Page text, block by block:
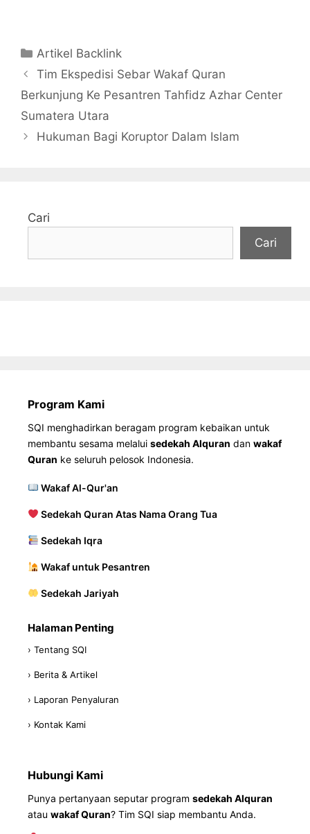
Kategori
Artikel Backlink
Tim Ekspedisi Sebar Wakaf Quran
Berkunjung Ke Pesantren Tahfidz Azhar Center
Sumatera Utara
Hukuman Bagi Koruptor Dalam Islam
Cari
Cari
Program Kami
SQI menghadirkan beragam program kebaikan untuk
membantu sesama melalui sedekah Alquran dan wakaf
Quran ke seluruh pelosok Indonesia.
Wakaf Al-Qur'an
Sedekah Quran Atas Nama Orang Tua
Sedekah Iqra
Wakaf untuk Pesantren
Sedekah Jariyah
Halaman Penting
› Tentang SQI
› Berita & Artikel
› Laporan Penyaluran
› Kontak Kami
Hubungi Kami
Punya pertanyaan seputar program sedekah Alquran
atau wakaf Quran? Tim SQI siap membantu Anda.